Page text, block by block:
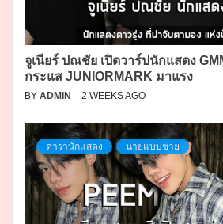
จูเนียร์ ปณชัย เปิดวาร์ปนักแสดง
กระแส JUNIORMARK มาแรง
BY ADMIN 2 WEEKS AGO
ดารานักแสดง นายแบบชาย